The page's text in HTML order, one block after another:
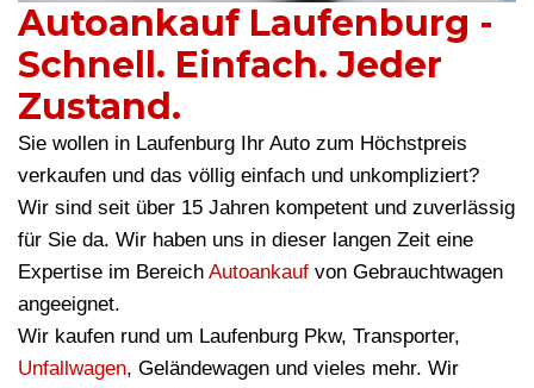
Autoankauf Laufenburg -
Schnell. Einfach. Jeder
Zustand.
Sie wollen in Laufenburg Ihr Auto zum Höchstpreis
verkaufen und das völlig einfach und unkompliziert?
Wir sind seit über 15 Jahren kompetent und zuverlässig
für Sie da. Wir haben uns in dieser langen Zeit eine
Expertise im Bereich Autoankauf von Gebrauchtwagen
angeeignet.
Wir kaufen rund um Laufenburg Pkw, Transporter,
Unfallwagen, Geländewagen und vieles mehr. Wir